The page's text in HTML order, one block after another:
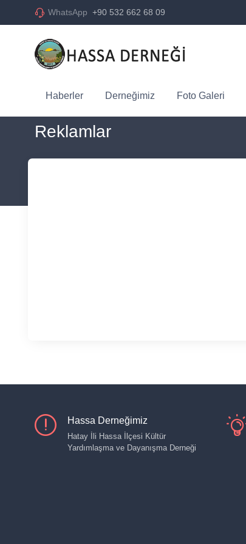
WhatsApp +90 532 662 68 09
Haberler Derneğimiz Foto Galeri
Reklamlar
Hassa Derneğimiz
Hatay İli Hassa İlçesi Kültür
Yardımlaşma ve Dayanışma Derneği